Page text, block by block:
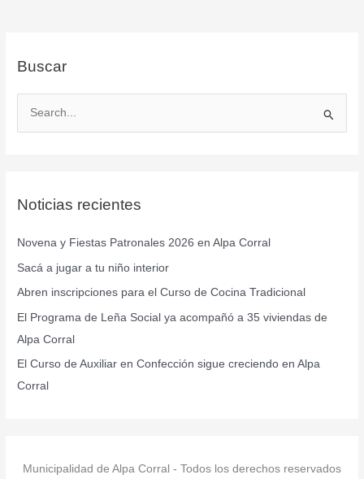
Buscar
a
p
o
r
:
Noticias recientes
Novena y Fiestas Patronales 2026 en Alpa Corral
Sacá a jugar a tu niño interior
Abren inscripciones para el Curso de Cocina Tradicional
El Programa de Leña Social ya acompañó a 35 viviendas de
Alpa Corral
El Curso de Auxiliar en Confección sigue creciendo en Alpa
Corral
Municipalidad de Alpa Corral - Todos los derechos reservados